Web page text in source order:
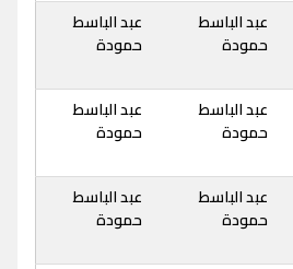
عبد الباسط
حمودة
عبد الباسط
حمودة
عبد الباسط
حمودة
عبد الباسط
حمودة
عبد الباسط
حمودة
عبد الباسط
حمودة